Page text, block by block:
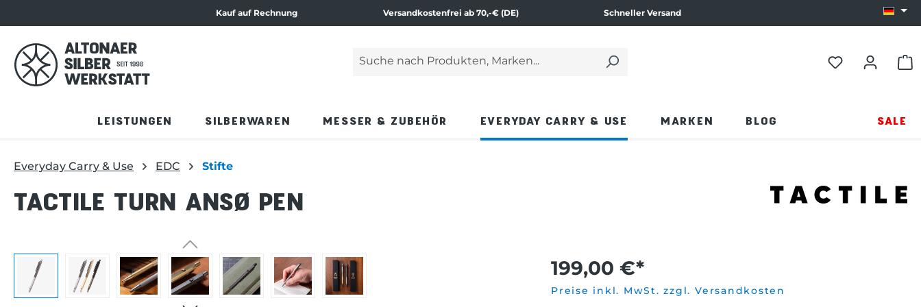
Zum Produktinhalt springen
Kauf auf Rechnung Versandkostenfrei ab 70,-€ (DE) Schneller Versand
Suche nach Produkten, Marken...
Geben Sie einen Suchbegriff ein und drücken Sie die Eingabetaste oder klicken Sie auf die Lupe.
LEISTUNGEN SILBERWAREN MESSER & ZUBEHÖR EVERYDAY CARRY & USE MARKEN BLOG SALE
Everyday Carry & Use EDC Stifte
TACTILE TURN ANSØ PEN
Bildergalerie überspringen 199,00 €*
Preise inkl. MwSt. zzgl. Versandkosten